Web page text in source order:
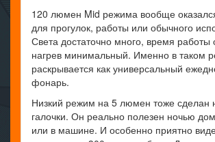
120 люмен Mid режима вообще
для прогулок, работы или обычного
Света достаточно много, время работы
нагрев минимальный. Именно в таком
раскрывается как универсальный
фонарь.
Низкий режим на 5 люмен тоже сделан
галочки. Он реально полезен ночью
или в машине. И особенно приятно